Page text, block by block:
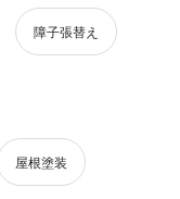
障子張替え
屋根塗装